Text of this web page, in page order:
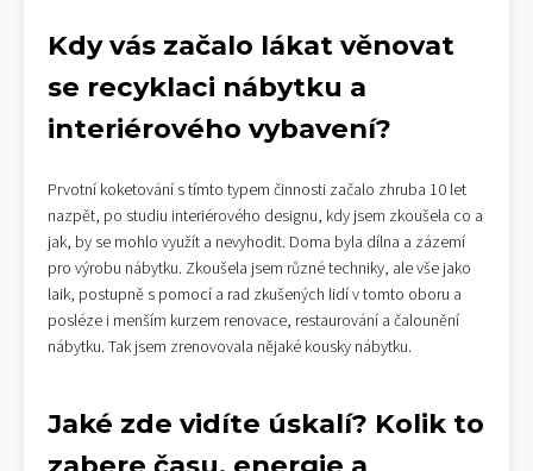
Kdy vás začalo lákat věnovat
se recyklaci nábytku a
interiérového vybavení?
Prvotní koketování s tímto typem činnosti začalo zhruba 10 let
nazpět, po studiu interiérového designu, kdy jsem zkoušela co a
jak, by se mohlo využít a nevyhodit. Doma byla dílna a zázemí
pro výrobu nábytku. Zkoušela jsem různé techniky, ale vše jako
laik, postupně s pomocí a rad zkušených lidí v tomto oboru a
posléze i menším kurzem renovace, restaurování a čalounění
nábytku. Tak jsem zrenovovala nějaké kousky nábytku.
Jaké zde vidíte úskalí? Kolik to